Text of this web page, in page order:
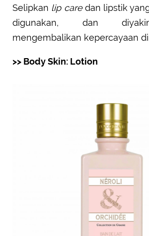
Selipkan lip caredan lipstik
digunakan, dan
mengembalikan kepercayaan
>> Body Skin: Lotion